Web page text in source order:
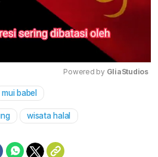
Powered by GliaStudios
mui babel
wisata halal